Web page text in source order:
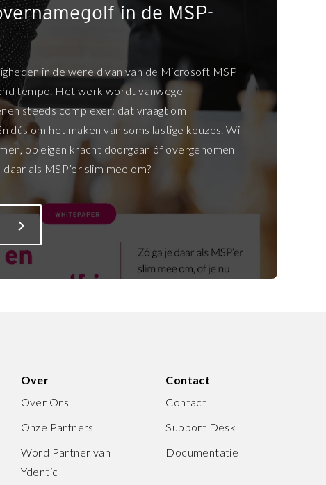
in de MSP-
in de wereld van van de Microsoft MSP
tempo. Het werk wordt vanwege
steeds complexer: dat vraagt om
dús om het maken van soms lastige keuzes. Wil
op eigen kracht doorgaan óf overgenomen
als MSP’er slim mee om?
Over
Over Ons
Onze Partners
Word Partner van
Ydentic
Contact
Contact
Support Desk
Documentatie